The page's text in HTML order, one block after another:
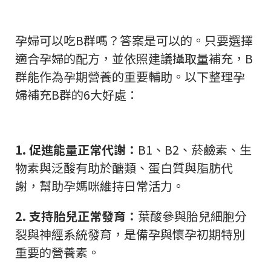
孕婦可以吃B群嗎？答案是可以的。只要選擇
適合孕婦的配方，並依照建議攝取量補充，B
群能作為孕期營養的重要輔助。以下整理孕
婦補充B群的6大好處：
1. 促進能量正常代謝： B1、B2、菸鹼素、生
物素與泛酸有助於醣類、蛋白質與脂肪代
謝，幫助孕媽咪維持日常活力。
2. 支持胎兒正常發育： 葉酸參與胎兒細胞分
裂與神經系統發育，是備孕與懷孕初期特別
重要的營養素。